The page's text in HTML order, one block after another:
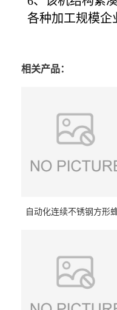
各种加工规模企
相关产品：
自动化连续不锈钢方形